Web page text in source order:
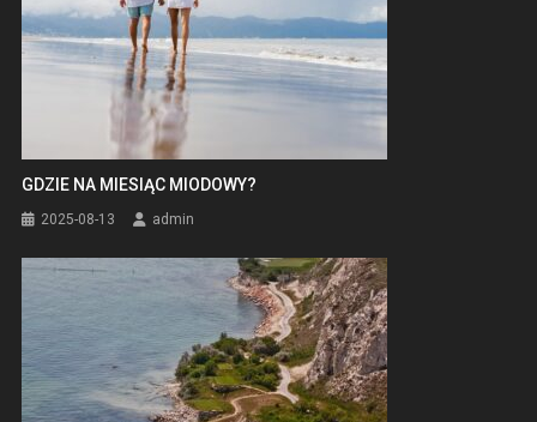
GDZIE NA MIESIĄC MIODOWY?
2025-08-13 admin